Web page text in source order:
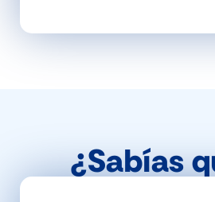
¿Sabías